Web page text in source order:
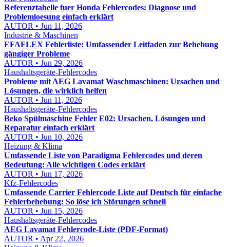
Referenztabelle fuer Honda Fehlercodes: Diagnose und
Problemloesung einfach erklärt
AUTOR • Jun 11, 2026
Industrie & Maschinen
EFAFLEX Fehlerliste: Umfassender Leitfaden zur Behebung
gängiger Probleme
AUTOR • Jun 29, 2026
Haushaltsgeräte-Fehlercodes
Probleme mit AEG Lavamat Waschmaschinen: Ursachen und
Lösungen, die wirklich helfen
AUTOR • Jun 11, 2026
Haushaltsgeräte-Fehlercodes
Beko Spülmaschine Fehler E02: Ursachen, Lösungen und
Reparatur einfach erklärt
AUTOR • Jun 10, 2026
Heizung & Klima
Umfassende Liste von Paradigma Fehlercodes und deren
Bedeutung: Alle wichtigen Codes erklärt
AUTOR • Jun 17, 2026
Kfz-Fehlercodes
Umfassende Carrier Fehlercode Liste auf Deutsch für einfache
Fehlerbehebung: So löse ich Störungen schnell
AUTOR • Jun 15, 2026
Haushaltsgeräte-Fehlercodes
AEG Lavamat Fehlercode-Liste (PDF-Format)
AUTOR • Apr 22, 2026